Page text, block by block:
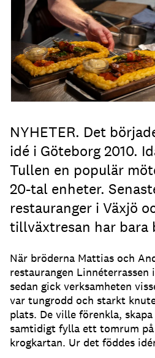
NYHETER. Det
idé i Göteborg 2010.
Tullen en populär
20-tal enheter.
restauranger i Växjö
tillväxtresan har bara
När bröderna Mattias och
restaurangen
sedan gick verksamheten
var tungrodd och starkt
plats. De ville förenkla,
samtidigt fylla ett tomrum på
krogkartan. Ur det föddes